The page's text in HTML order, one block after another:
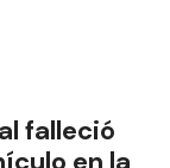
falleció